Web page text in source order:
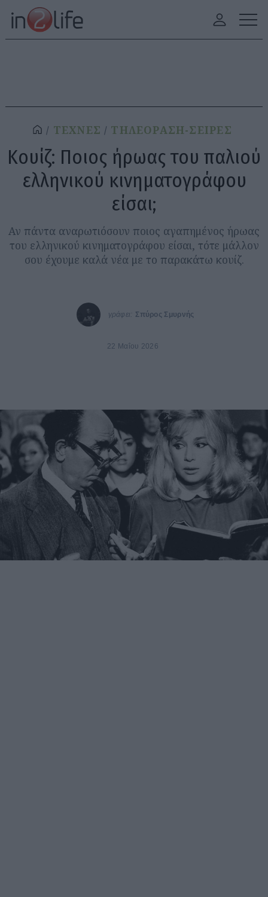
ΤΕΧΝΕΣ ΤΗΛΕΟΡΑΣΗ-ΣΕΙΡΕΣ
Κουίζ: Ποιος ήρωας του παλιού
ελληνικού κινηματογράφου
είσαι;
Αν πάντα αναρωτιόσουν ποιος αγαπημένος ήρωας
του ελληνικού κινηματογράφου είσαι, τότε μάλλον
σου έχουμε καλά νέα με το παρακάτω κουίζ.
γράφει: Σπύρος Σμυρνής
22 Μαΐου 2026